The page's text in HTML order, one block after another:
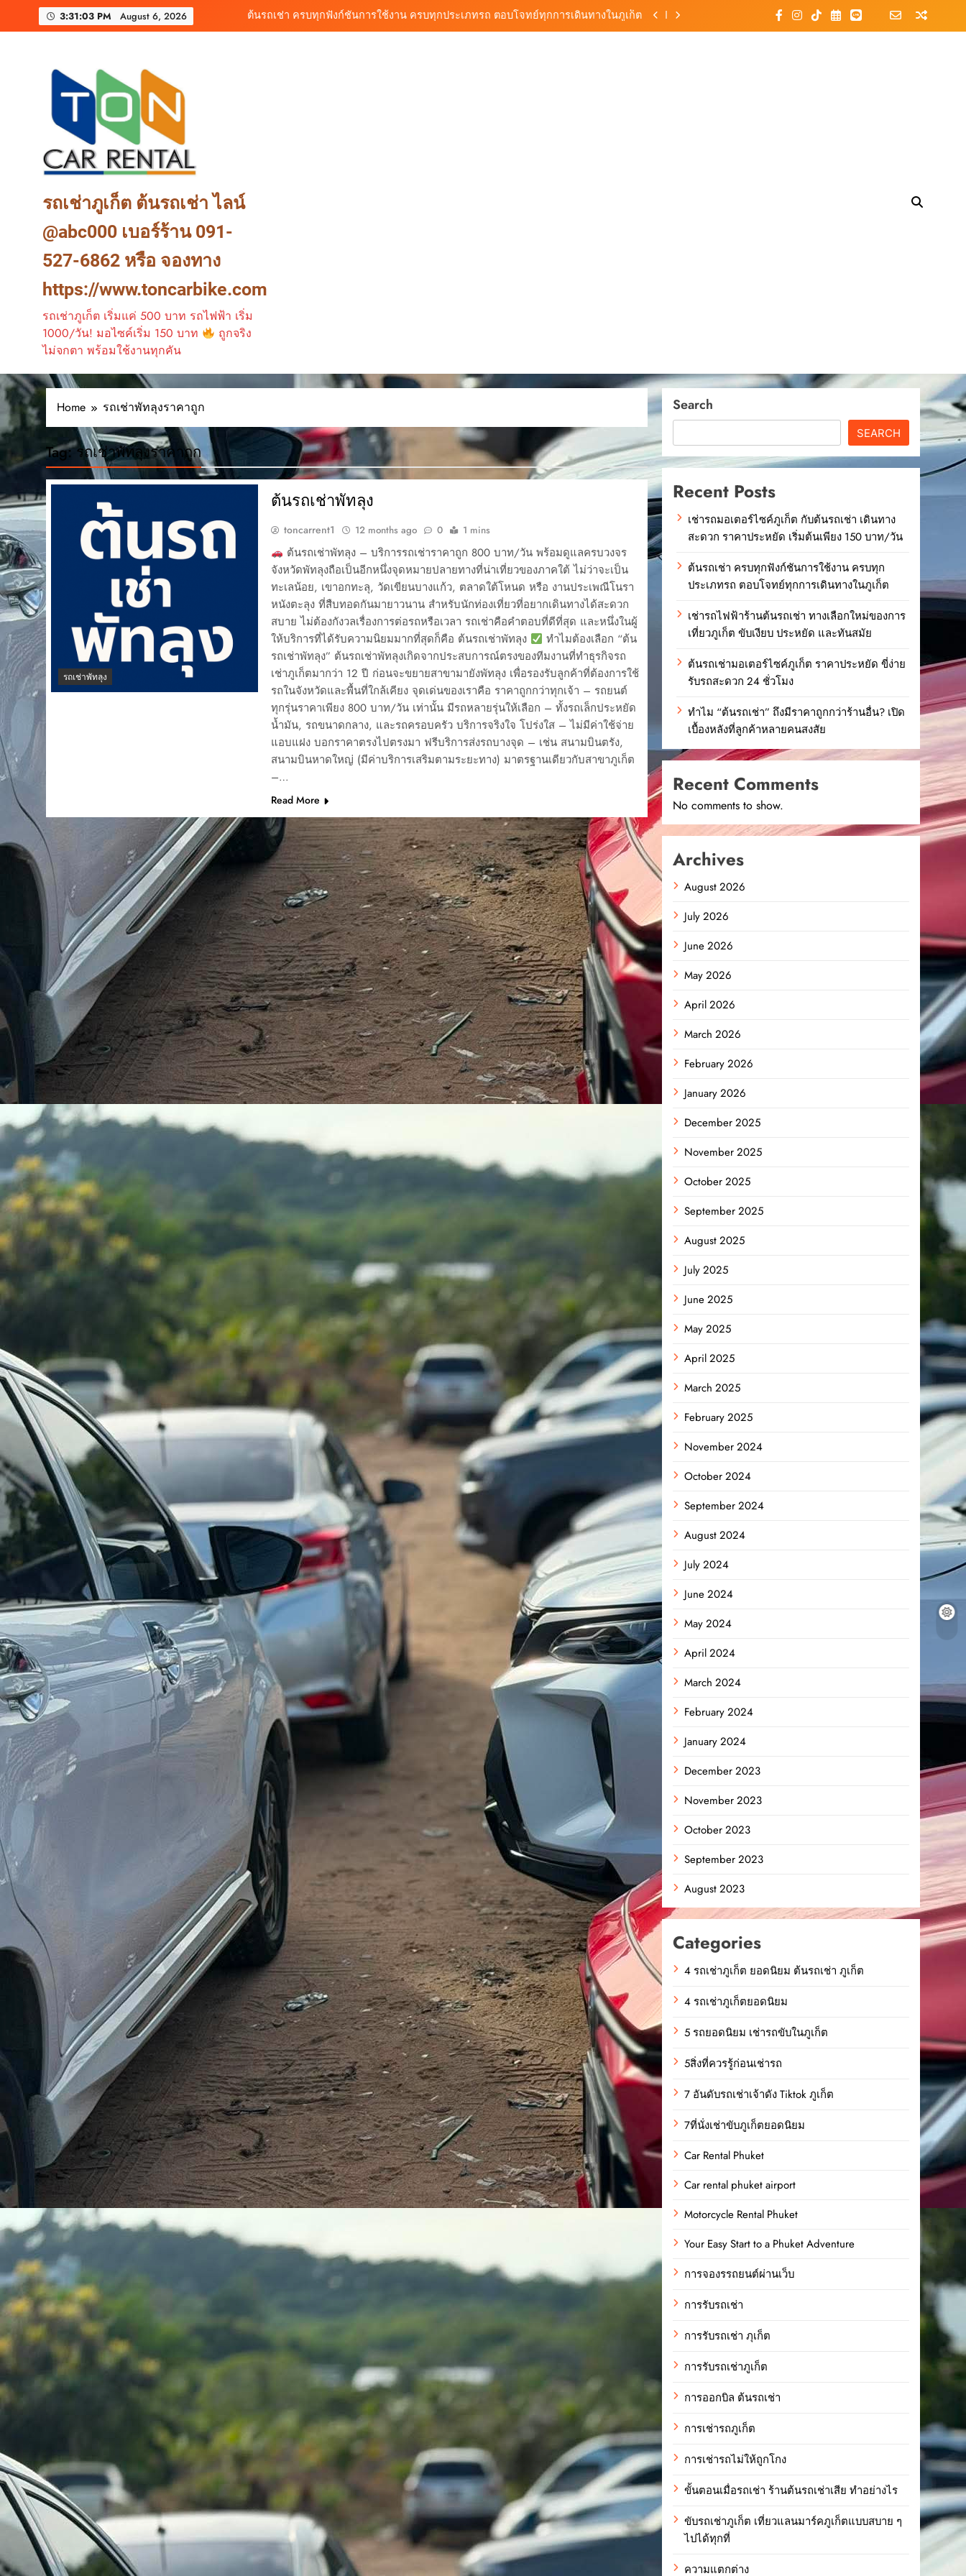
3:31:05 PM August 6, 2026
เช่ารถไฟฟ้าร้านต้นรถเช่า ทางเลือกใหม่ของการเที่ยวภูเก็ต ขับเงียบ ประหยัด และทันสมัย
รถเช่าภูเก็ต ต้นรถเช่า ไลน์
@abc000 เบอร์ร้าน 091-
527-6862 หรือ จองทาง
https://www.toncarbike.com
รถเช่าภูเก็ต เริ่มแค่ 500 บาท รถไฟฟ้า เริ่ม
1000/วัน! มอไซค์เริ่ม 150 บาท
ถูกจริง
ไม่จกตา พร้อมใช้งานทุกคัน
Home รถเช่าพัทลุงราคาถูก
Tag:รถเช่าพัทลุงราคาถูก
รถเช่าพัทลุง
ต้นรถเช่าพัทลุง
toncarrent1 12 months ago 0 1 mins
ต้นรถเช่าพัทลุง – บริการรถเช่าราคาถูก 800 บาท/วัน พร้อมดูแลครบวงจร
จังหวัดพัทลุงถือเป็นอีกหนึ่งจุดหมายปลายทางที่น่าเที่ยวของภาคใต้ ไม่ว่าจะเป็น
ทะเลน้อย, เขาอกทะลุ, วัดเขียนบางแก้ว, ตลาดใต้โหนด หรือ งานประเพณีโนรา
หนังตะลุง ที่สืบทอดกันมายาวนาน สำหรับนักท่องเที่ยวที่อยากเดินทางได้สะดวก
สบาย ไม่ต้องกังวลเรื่องการต่อรถหรือเวลา รถเช่าคือคำตอบที่ดีที่สุด และหนึ่งในผู้
ให้บริการที่ได้รับความนิยมมากที่สุดก็คือ ต้นรถเช่าพัทลุง
ทำไมต้องเลือก “ต้น
รถเช่าพัทลุง” ต้นรถเช่าพัทลุงเกิดจากประสบการณ์ตรงของทีมงานที่ทำธุรกิจรถ
เช่าภูเก็ตมากว่า 12 ปี ก่อนจะขยายสาขามายังพัทลุง เพื่อรองรับลูกค้าที่ต้องการใช้
รถในจังหวัดและพื้นที่ใกล้เคียง จุดเด่นของเราคือ ราคาถูกกว่าทุกเจ้า – รถยนต์
ทุกรุ่นราคาเพียง 800 บาท/วัน เท่านั้น มีรถหลายรุ่นให้เลือก – ทั้งรถเล็กประหยัด
น้ำมัน, รถขนาดกลาง, และรถครอบครัว บริการจริงใจ โปร่งใส – ไม่มีค่าใช้จ่าย
แอบแฝง บอกราคาตรงไปตรงมา ฟรีบริการส่งรถบางจุด – เช่น สนามบินตรัง,
สนามบินหาดใหญ่ (มีค่าบริการเสริมตามระยะทาง) มาตรฐานเดียวกับสาขาภูเก็ต
–…
Read More
Search
SEARCH
Recent Posts
เช่ารถมอเตอร์ไซค์ภูเก็ต กับต้นรถเช่า เดินทาง
สะดวก ราคาประหยัด เริ่มต้นเพียง 150 บาท/วัน
ต้นรถเช่า ครบทุกฟังก์ชันการใช้งาน ครบทุก
ประเภทรถ ตอบโจทย์ทุกการเดินทางในภูเก็ต
เช่ารถไฟฟ้าร้านต้นรถเช่า ทางเลือกใหม่ของการ
เที่ยวภูเก็ต ขับเงียบ ประหยัด และทันสมัย
ต้นรถเช่ามอเตอร์ไซค์ภูเก็ต ราคาประหยัด ขี่ง่าย
รับรถสะดวก 24 ชั่วโมง
ทำไม “ต้นรถเช่า” ถึงมีราคาถูกกว่าร้านอื่น? เปิด
เบื้องหลังที่ลูกค้าหลายคนสงสัย
Recent Comments
No comments to show.
Archives
August 2026
July 2026
June 2026
May 2026
April 2026
March 2026
February 2026
January 2026
December 2025
November 2025
October 2025
September 2025
August 2025
July 2025
June 2025
May 2025
April 2025
March 2025
February 2025
November 2024
October 2024
September 2024
August 2024
July 2024
June 2024
May 2024
April 2024
March 2024
February 2024
January 2024
December 2023
November 2023
October 2023
September 2023
August 2023
Categories
4 รถเช่าภูเก็ต ยอดนิยม ต้นรถเช่า ภูเก็ต
4 รถเช่าภูเก็ตยอดนิยม
5 รถยอดนิยม เช่ารถขับในภูเก็ต
5สิ่งที่ควรรู้ก่อนเช่ารถ
7 อันดับรถเช่าเจ้าดัง Tiktok ภูเก็ต
7ที่นั่งเช่าขับภูเก็ตยอดนิยม
Car Rental Phuket
Car rental phuket airport
Motorcycle Rental Phuket
Your Easy Start to a Phuket Adventure
การจองรรถยนต์ผ่านเว็บ
การรับรถเช่า
การรับรถเช่า ภุเก็ต
การรับรถเช่าภูเก็ต
การออกบิล ต้นรถเช่า
การเช่ารถภูเก็ต
การเช่ารถไม่ให้ถูกโกง
ขั้นตอนเมื่อรถเช่า ร้านต้นรถเช่าเสีย ทำอย่างไร
ขับรถเช่าภูเก็ต เที่ยวแลนมาร์คภูเก็ตแบบสบาย ๆ
ไปได้ทุกที่
ความแตกต่าง